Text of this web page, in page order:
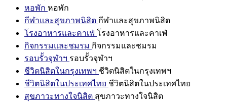
หอพัก หอพัก
กีฬาและสุขภาพนิสิต กีฬาและสุขภาพนิสิต
โรงอาหารและคาเฟ่ โรงอาหารและคาเฟ่
กิจกรรมและชมรม กิจกรรมและชมรม
รอบรั้วจุฬาฯ รอบรั้วจุฬาฯ
ชีวิตนิสิตในกรุงเทพฯ ชีวิตนิสิตในกรุงเทพฯ
ชีวิตนิสิตในประเทศไทย ชีวิตนิสิตในประเทศไทย
สุขภาวะทางใจนิสิต สุขภาวะทางใจนิสิต